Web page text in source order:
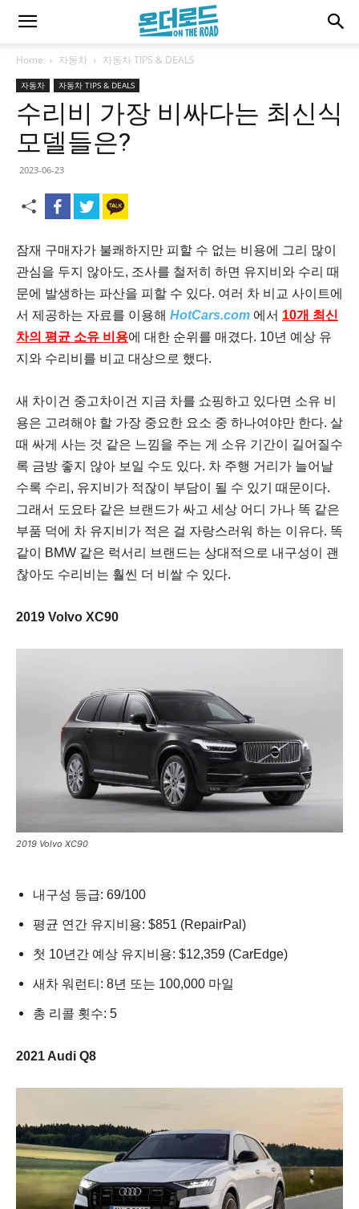
Home 자동차 자동차 TIPS & DEALS
자동차 자동차 TIPS & DEALS
수리비 가장 비싸다는 최신식
모델들은?
2023-06-23
잠재 구매자가 불쾌하지만 피할 수 없는 비용에 그리 많이
관심을 두지 않아도, 조사를 철저히 하면 유지비와 수리 때
문에 발생하는 파산을 피할 수 있다. 여러 차 비교 사이트에
서 제공하는 자료를 이용해 HotCars.com 에서 10개 최신
차의 평균 소유 비용에 대한 순위를 매겼다. 10년 예상 유
지와 수리비를 비교 대상으로 했다.
새 차이건 중고차이건 지금 차를 쇼핑하고 있다면 소유 비
용은 고려해야 할 가장 중요한 요소 중 하나여야만 한다. 살
때 싸게 사는 것 같은 느낌을 주는 게 소유 기간이 길어질수
록 금방 좋지 않아 보일 수도 있다. 차 주행 거리가 늘어날
수록 수리, 유지비가 적잖이 부담이 될 수 있기 때문이다.
그래서 도요타 같은 브랜드가 싸고 세상 어디 가나 똑 같은
부품 덕에 차 유지비가 적은 걸 자랑스러워 하는 이유다. 똑
같이 BMW 같은 럭서리 브랜드는 상대적으로 내구성이 괜
찮아도 수리비는 훨씬 더 비쌀 수 있다.
2019 Volvo XC90
2019 Volvo XC90
내구성 등급: 69/100
평균 연간 유지비용: $851 (RepairPal)
첫 10년간 예상 유지비용: $12,359 (CarEdge)
새차 워런티: 8년 또는 100,000 마일
총 리콜 횟수: 5
2021 Audi Q8